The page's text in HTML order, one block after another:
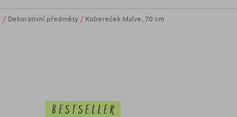
/ Dekorativní předměty / Kobereček Malve, 70 cm